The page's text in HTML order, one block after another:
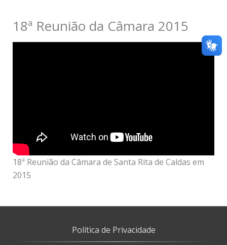
18ª Reunião da Câmara 2015
18ª Reunião da Câmara de Santa Rita de Caldas em
2015
Política de Privacidade